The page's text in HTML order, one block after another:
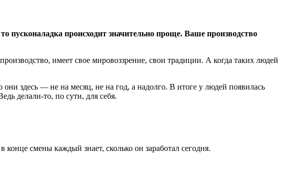
пусконаладка происходит значительно проще. Ваше производство
имеет свое мировоззрение, свои традиции. А когда таких людей
здесь — не на месяц, не на год, а надолго. В итоге у людей появилась
делали-то, по сути, для себя.
смены каждый знает, сколько он заработал сегодня.